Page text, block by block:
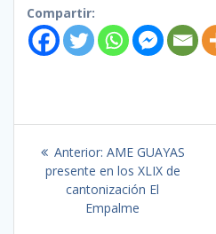
Compartir:
Anterior: AME GUAYAS
presente en los XLIX de
cantonización El
Empalme